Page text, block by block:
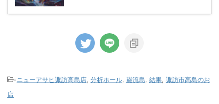
-ニューアサヒ諏訪高島店 分析ホール 巌流島 結果 諏訪市高島のお
店